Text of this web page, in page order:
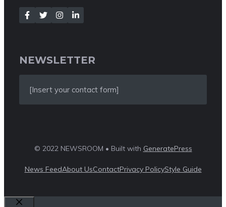
NEWSLETTER
[Insert your contact form]
© 2022 NEWSROOM • Built with GeneratePress
News FeedAbout UsContactPrivacy PolicyStyle Guide